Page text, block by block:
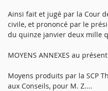
Ainsi fait et jugé par la Cour
civile, et prononcé par le
du quinze janvier deux mille
MOYENS ANNEXES au
Moyens produits par la SCP
aux Conseils, pour M. Z....